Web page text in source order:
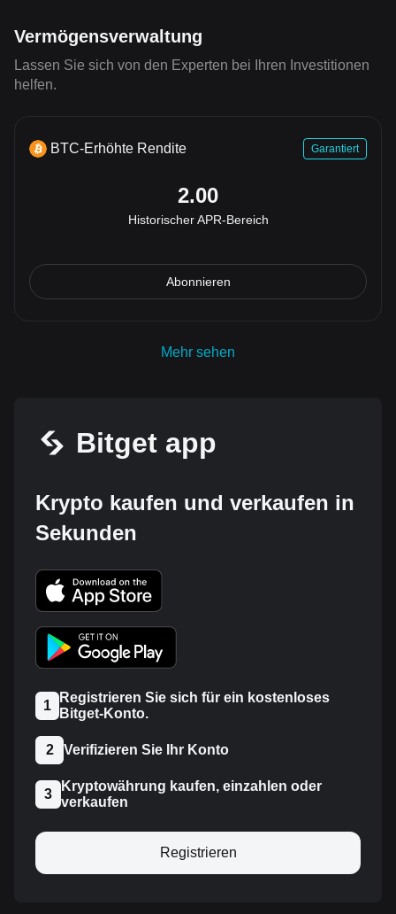
Vermögensverwaltung
Lassen Sie sich von den Experten bei Ihren Investitionen
helfen.
BTC-Erhöhte Rendite Garantiert
2.00
Historischer APR-Bereich
Abonnieren
Mehr sehen
Bitget app
Krypto kaufen und verkaufen in
Sekunden
1
Registrieren Sie sich für ein kostenloses
Bitget-Konto.
2 Verifizieren Sie Ihr Konto
3
Kryptowährung kaufen, einzahlen oder
verkaufen
Registrieren